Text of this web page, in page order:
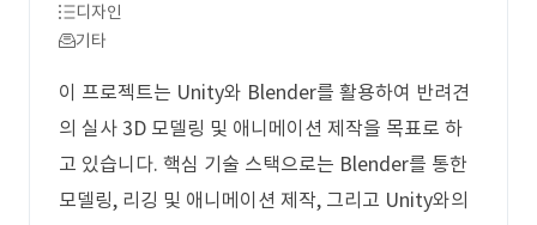
디자인
기타
이 프로젝트는 Unity와 Blender를 활용하여 반려견
의 실사 3D 모델링 및 애니메이션 제작을 목표로 하
고 있습니다. 핵심 기술 스택으로는 Blender를 통한
모델링, 리깅 및 애니메이션 제작, 그리고 Unity와의